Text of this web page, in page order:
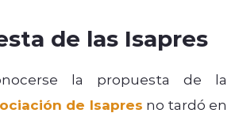
de las Isapres
la propuesta de la
de Isapres no tardó en